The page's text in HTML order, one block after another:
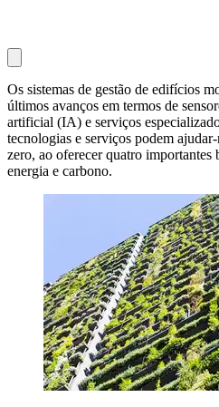
Os sistemas de gestão de edifícios
últimos avanços em termos de
artificial (IA) e serviços
tecnologias e serviços podem
zero, ao oferecer quatro importantes
energia e carbono.